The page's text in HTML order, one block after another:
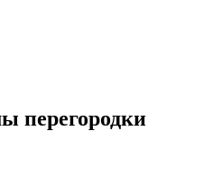
перегородки